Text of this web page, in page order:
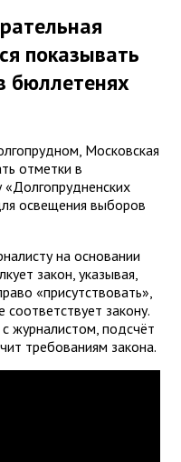
показывать
бюллетенях
Московская
отметки в
освещения выборов
на основании
закон, указывая,
«присутствовать»,
закону.
журналистом, подсчёт
требованиям закона.